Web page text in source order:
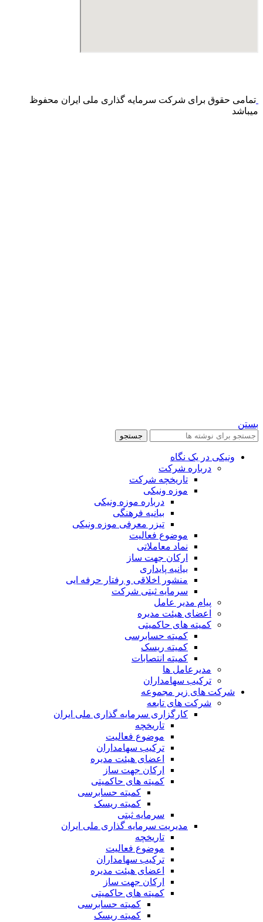
تمامی حقوق برای شرکت سرمایه گذاری ملی ایران محفوظ
میباشد
بستن
جستجو
ونیکی در یک نگاه
درباره شرکت
تاریخچه شرکت
موزه ونیکی
درباره موزه ونیکی
بیانیه فرهنگی
تیزر معرفی موزه ونیکی
موضوع فعالیت
نماد معاملاتی
ارکان جهت ساز
بیانیه پایداری
منشور اخلاقی و رفتار حرفه ایی
سرمایه ثبتی شرکت
پیام مدیر عامل
اعضای هیئت مدیره
کمیته های حاکمیتی
کمیته حسابرسی
کمیته ریسک
کمیته انتصابات
مدیرعامل ها
ترکیب سهامداران
شرکت های زیر مجموعه
شرکت های تابعه
کارگزاری سرمایه گذاری ملی ایران
تاریخچه
موضوع فعالیت
ترکیب سهامداران
اعضای هیئت مدیره
ارکان جهت ساز
کمیته های حاکمیتی
کمیته حسابرسی
کمیته ریسک
سرمایه ثبتی
مدیریت سرمایه گذاری ملی ایران
تاریخچه
موضوع فعالیت
ترکیب سهامداران
اعضای هیئت مدیره
ارکان جهت ساز
کمیته های حاکمیتی
کمیته حسابرسی
کمیته ریسک